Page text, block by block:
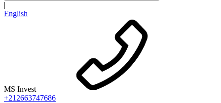
|
English
MS Invest
+212663747686